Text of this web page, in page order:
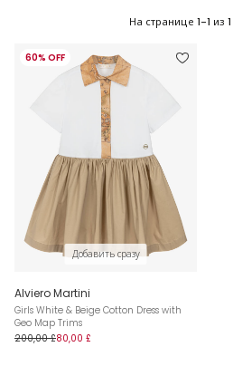
На странице 1-1 из 1
60% OFF
Добавить сразу
Alviero Martini
Girls White & Beige Cotton Dress with
Geo Map Trims
200,00 £80,00 £